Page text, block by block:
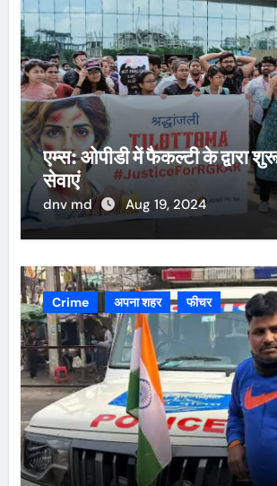
एम्स: ओपीडी में फैकल्टी के द्वारा
सेवाएं
dnv md Aug 19, 2024
Crime अपना शहर फीचर